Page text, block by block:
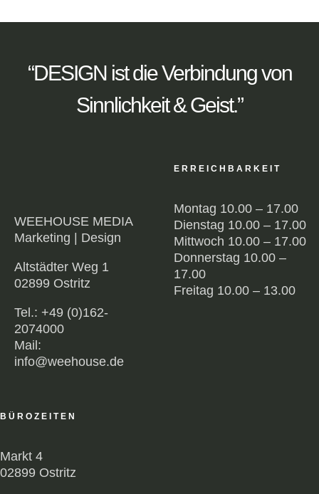
“DESIGN ist die Verbindung von
Sinnlichkeit & Geist.”
WEEHOUSE MEDIA
Marketing | Design
Altstädter Weg 1
02899 Ostritz
Tel.: +49 (0)162-
2074000
Mail:
info@weehouse.de
ERREICHBARKEIT
Montag 10.00 – 17.00
Dienstag 10.00 – 17.00
Mittwoch 10.00 – 17.00
Donnerstag 10.00 –
17.00
Freitag 10.00 – 13.00
BÜROZEITEN
Markt 4
02899 Ostritz